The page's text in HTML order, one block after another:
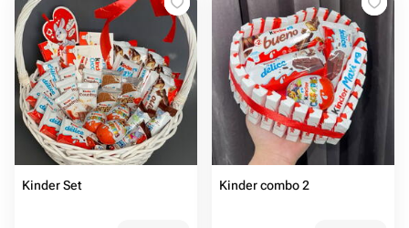
Kinder Set Kinder combo 2